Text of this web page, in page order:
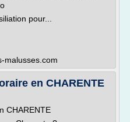
pour...
malusses.com
en CHARENTE
CHARENTE